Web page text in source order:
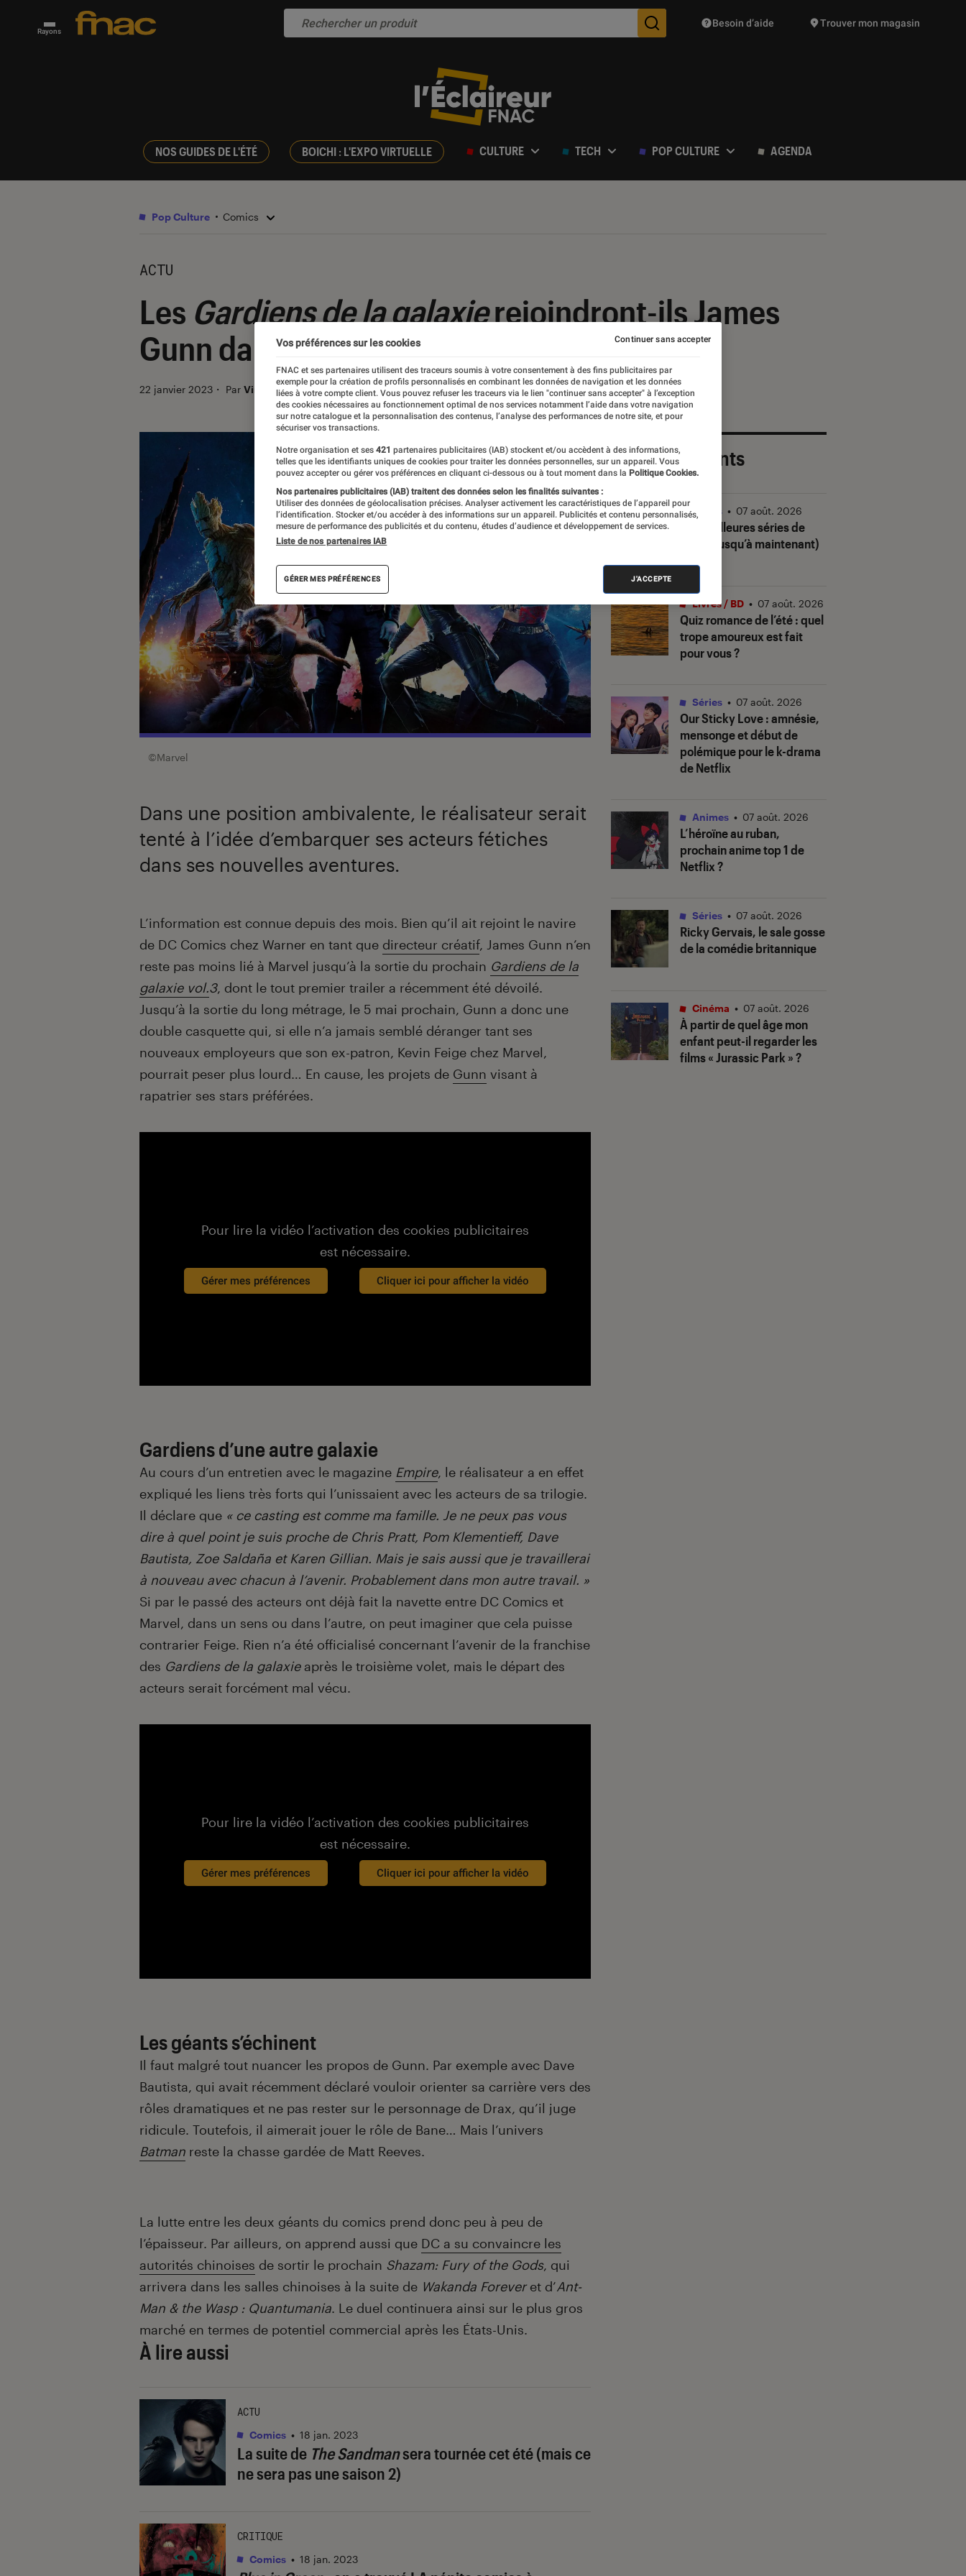
Rayons Des suggestions de produits vont vous être proposées
Besoin d’aide Trouver mon magasin
NOS GUIDES DE L'ÉTÉ BOICHI : L'EXPO VIRTUELLE CULTURE TECH POP CULTURE AGENDA
Pop Culture Comics
ACTU
Les Gardiens de la galaxierejoindront-ils James
Gunn dans le DCU ?
22 janvier 2023 ・ Par Vincent Oms
©Marvel
Dans une position ambivalente, le réalisateur serait
tenté à l’idée d’embarquer ses acteurs fétiches
dans ses nouvelles aventures.
Introduction
L’information est connue depuis des mois. Bien qu’il ait rejoint le navire
de DC Comics chez Warner en tant que directeur créatif, James Gunn n’en
reste pas moins lié à Marvel jusqu’à la sortie du prochain Gardiens de la
galaxie vol.3, dont le tout premier trailer a récemment été dévoilé.
Jusqu’à la sortie du long métrage, le 5 mai prochain, Gunn a donc une
double casquette qui, si elle n’a jamais semblé déranger tant ses
nouveaux employeurs que son ex-patron, Kevin Feige chez Marvel,
pourrait peser plus lourd… En cause, les projets de Gunn visant à
rapatrier ses stars préférées.
Pour lire la vidéo l’activation des cookies publicitaires
est nécessaire.
Gérer mes préférences Cliquer ici pour afficher la vidéo
Gardiens d’une autre galaxie
Au cours d’un entretien avec le magazine Empire, le réalisateur a en effet
expliqué les liens très forts qui l’unissaient avec les acteurs de sa trilogie.
Il déclare que « ce casting est comme ma famille. Je ne peux pas vous
dire à quel point je suis proche de Chris Pratt, Pom Klementieff, Dave
Bautista, Zoe Saldaña et Karen Gillian. Mais je sais aussi que je travaillerai
à nouveau avec chacun à l’avenir. Probablement dans mon autre travail. »
Si par le passé des acteurs ont déjà fait la navette entre DC Comics et
Marvel, dans un sens ou dans l’autre, on peut imaginer que cela puisse
contrarier Feige. Rien n’a été officialisé concernant l’avenir de la franchise
des Gardiens de la galaxieaprès le troisième volet, mais le départ des
acteurs serait forcément mal vécu.
Pour lire la vidéo l’activation des cookies publicitaires
est nécessaire.
Gérer mes préférences Cliquer ici pour afficher la vidéo
Les géants s’échinent
Il faut malgré tout nuancer les propos de Gunn. Par exemple avec Dave
Bautista, qui avait récemment déclaré vouloir orienter sa carrière vers des
rôles dramatiques et ne pas rester sur le personnage de Drax, qu’il juge
ridicule. Toutefois, il aimerait jouer le rôle de Bane… Mais l’univers
Batman reste la chasse gardée de Matt Reeves.
La lutte entre les deux géants du comics prend donc peu à peu de
l’épaisseur. Par ailleurs, on apprend aussi que DC a su convaincre les
autorités chinoises de sortir le prochain Shazam: Fury of the Gods, qui
arrivera dans les salles chinoises à la suite de Wakanda Foreveret d’Ant-
Man & the Wasp : Quantumania. Le duel continuera ainsi sur le plus gros
marché en termes de potentiel commercial après les États-Unis.
À lire aussi
La suite de The Sandmansera tournée cet été (mais ce
ne sera pas une saison 2)
ACTU
Comics • 18 jan. 2023
CRITIQUE
Comics • 18 jan. 2023
Les plus récents
Les meilleures séries de
2026 (jusqu’à maintenant)
Séries • 07 août. 2026
Quiz romance de l’été : quel
trope amoureux est fait
pour vous ?
Livres / BD • 07 août. 2026
Our Sticky Love: amnésie,
mensonge et début de
polémique pour le k-drama
de Netflix
Séries • 07 août. 2026
L’héroïne au ruban,
prochain anime top 1 de
Netflix ?
Animes • 07 août. 2026
Ricky Gervais, le sale gosse
de la comédie britannique
Séries • 07 août. 2026
À partir de quel âge mon
enfant peut-il regarder les
films « Jurassic Park » ?
Cinéma • 07 août. 2026
Vos préférences sur les cookies
FNAC et ses partenaires utilisent des traceurs soumis à votre consentement à des fins publicitaires par
exemple pour la création de profils personnalisés en combinant les données de navigation et les données
liées à votre compte client. Vous pouvez refuser les traceurs via le lien "continuer sans accepter" à l’exception
des cookies nécessaires au fonctionnement optimal de nos services notamment l’aide dans votre navigation
sur notre catalogue et la personnalisation des contenus, l’analyse des performances de notre site, et pour
sécuriser vos transactions.
Notre organisation et ses 421 partenaires publicitaires (IAB) stockent et/ou accèdent à des informations,
telles que les identifiants uniques de cookies pour traiter les données personnelles, sur un appareil. Vous
pouvez accepter ou gérer vos préférences en cliquant ci-dessous ou à tout moment dans la Politique Cookies.
Nos partenaires publicitaires (IAB) traitent des données selon les finalités suivantes :
Utiliser des données de géolocalisation précises. Analyser activement les caractéristiques de l’appareil pour
l’identification. Stocker et/ou accéder à des informations sur un appareil. Publicités et contenu personnalisés,
mesure de performance des publicités et du contenu, études d’audience et développement de services.
Liste de nos partenaires IAB
GÉRER MES PRÉFÉRENCES J'ACCEPTE
Continuer sans accepter